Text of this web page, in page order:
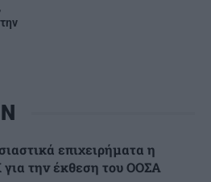
επιχειρήματα η
την έκθεση του ΟΟΣΑ